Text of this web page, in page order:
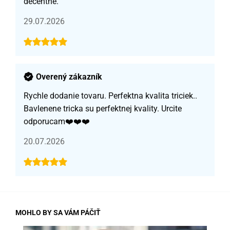
29.07.2026
Overený zákazník
Rychle dodanie tovaru. Perfektna kvalita triciek..
Bavlenene tricka su perfektnej kvality. Urcite
odporucam❤️❤️❤️
20.07.2026
MOHLO BY SA VÁM PÁČIŤ